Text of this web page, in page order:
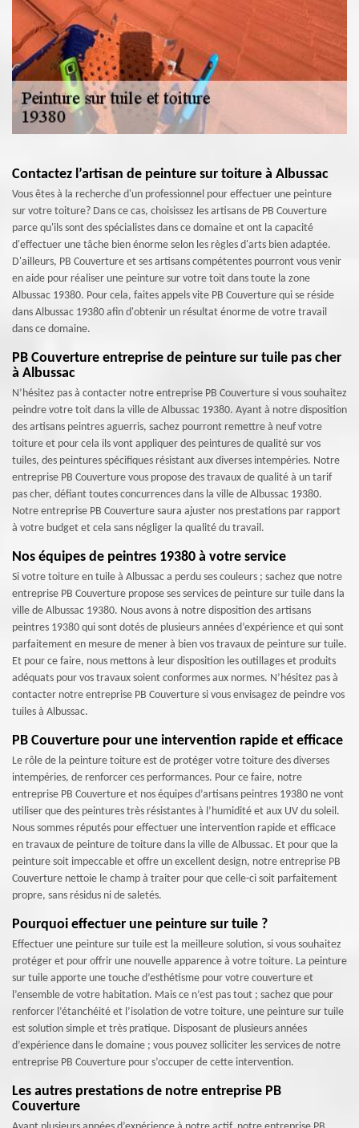
Contactez l’artisan de peinture sur toiture à Albussac
Vous êtes à la recherche d'un professionnel pour effectuer une peinture
sur votre toiture? Dans ce cas, choisissez les artisans de PB Couverture
parce qu'ils sont des spécialistes dans ce domaine et ont la capacité
d'effectuer une tâche bien énorme selon les règles d'arts bien adaptée.
D'ailleurs, PB Couverture et ses artisans compétentes pourront vous venir
en aide pour réaliser une peinture sur votre toit dans toute la zone
Albussac 19380. Pour cela, faites appels vite PB Couverture qui se réside
dans Albussac 19380 afin d'obtenir un résultat énorme de votre travail
dans ce domaine.
PB Couverture entreprise de peinture sur tuile pas cher
à Albussac
N’hésitez pas à contacter notre entreprise PB Couverture si vous souhaitez
peindre votre toit dans la ville de Albussac 19380. Ayant à notre disposition
des artisans peintres aguerris, sachez pourront remettre à neuf votre
toiture et pour cela ils vont appliquer des peintures de qualité sur vos
tuiles, des peintures spécifiques résistant aux diverses intempéries. Notre
entreprise PB Couverture vous propose des travaux de qualité à un tarif
pas cher, défiant toutes concurrences dans la ville de Albussac 19380.
Notre entreprise PB Couverture saura ajuster nos prestations par rapport
à votre budget et cela sans négliger la qualité du travail.
Nos équipes de peintres 19380 à votre service
Si votre toiture en tuile à Albussac a perdu ses couleurs ; sachez que notre
entreprise PB Couverture propose ses services de peinture sur tuile dans la
ville de Albussac 19380. Nous avons à notre disposition des artisans
peintres 19380 qui sont dotés de plusieurs années d’expérience et qui sont
parfaitement en mesure de mener à bien vos travaux de peinture sur tuile.
Et pour ce faire, nous mettons à leur disposition les outillages et produits
adéquats pour vos travaux soient conformes aux normes. N’hésitez pas à
contacter notre entreprise PB Couverture si vous envisagez de peindre vos
tuiles à Albussac.
PB Couverture pour une intervention rapide et efficace
Le rôle de la peinture toiture est de protéger votre toiture des diverses
intempéries, de renforcer ces performances. Pour ce faire, notre
entreprise PB Couverture et nos équipes d’artisans peintres 19380 ne vont
utiliser que des peintures très résistantes à l’humidité et aux UV du soleil.
Nous sommes réputés pour effectuer une intervention rapide et efficace
en travaux de peinture de toiture dans la ville de Albussac. Et pour que la
peinture soit impeccable et offre un excellent design, notre entreprise PB
Couverture nettoie le champ à traiter pour que celle-ci soit parfaitement
propre, sans résidus ni de saletés.
Pourquoi effectuer une peinture sur tuile ?
Effectuer une peinture sur tuile est la meilleure solution, si vous souhaitez
protéger et pour offrir une nouvelle apparence à votre toiture. La peinture
sur tuile apporte une touche d’esthétisme pour votre couverture et
l’ensemble de votre habitation. Mais ce n’est pas tout ; sachez que pour
renforcer l’étanchéité et l’isolation de votre toiture, une peinture sur tuile
est solution simple et très pratique. Disposant de plusieurs années
d’expérience dans le domaine ; vous pouvez solliciter les services de notre
entreprise PB Couverture pour s’occuper de cette intervention.
Les autres prestations de notre entreprise PB
Couverture